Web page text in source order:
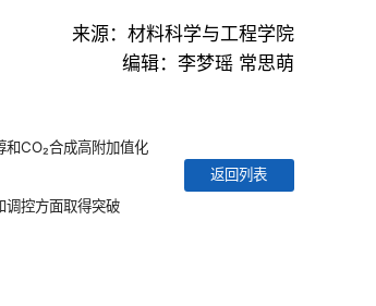
来源：材料科学与工程学院
编辑：李梦瑶 常思萌
和CO₂合成高附加值化
调控方面取得突破
返回列表